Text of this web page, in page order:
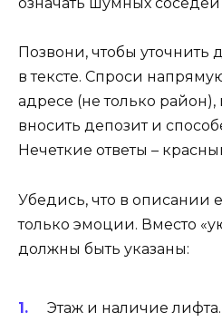
Позвони, чтобы уточнить
в тексте. Спроси
адресе (не только
вносить депозит и
Нечеткие ответы –
Убедись, что в описании
только эмоции. Вместо
должны быть указаны:
Этаж и наличие лифта.